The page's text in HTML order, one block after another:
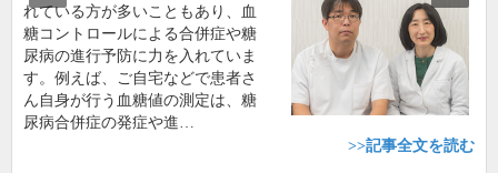
れている方が多いこともあり、血
糖コントロールによる合併症や糖
尿病の進行予防に力を入れていま
す。例えば、ご自宅などで患者さ
ん自身が行う血糖値の測定は、糖
尿病合併症の発症や進…
>>記事全文を読む